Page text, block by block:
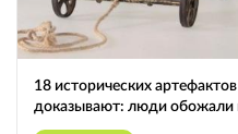
18 исторических
доказывают: люди обожали